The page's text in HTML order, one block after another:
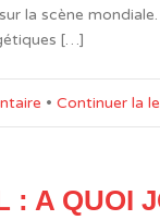
la scène
[…]
• Continuer la
: A QUOI